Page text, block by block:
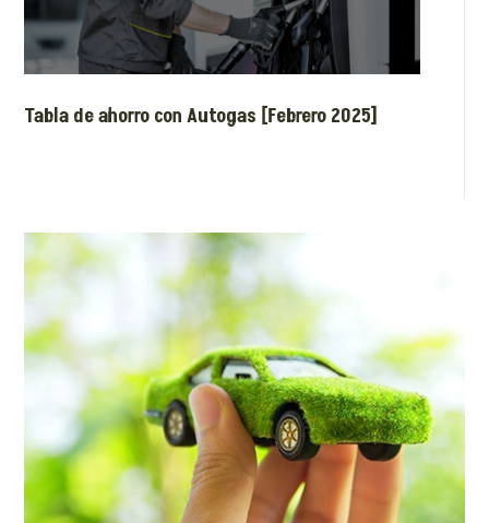
Tabla de ahorro con Autogas [Febrero 2025]